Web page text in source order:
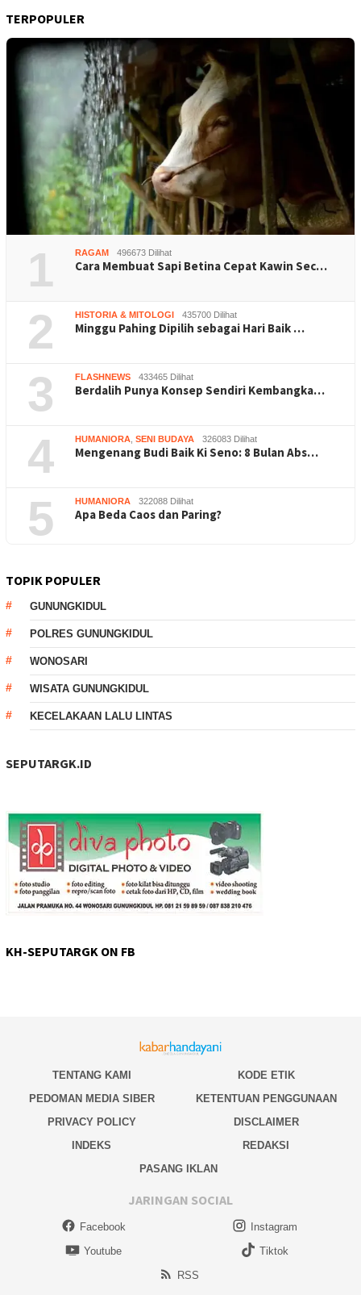
TERPOPULER
1 RAGAM 496673 Dilihat
Cara Membuat Sapi Betina Cepat Kawin Sec…
2 HISTORIA & MITOLOGI 435700 Dilihat
Minggu Pahing Dipilih sebagai Hari Baik …
3 FLASHNEWS 433465 Dilihat
Berdalih Punya Konsep Sendiri Kembangka…
4 HUMANIORA SENI BUDAYA 326083 Dilihat
Mengenang Budi Baik Ki Seno: 8 Bulan Abs…
5 HUMANIORA 322088 Dilihat
Apa Beda Caos dan Paring?
TOPIK POPULER
GUNUNGKIDUL
POLRES GUNUNGKIDUL
WONOSARI
WISATA GUNUNGKIDUL
KECELAKAAN LALU LINTAS
SEPUTARGK.ID
KH-SEPUTARGK ON FB
TENTANG KAMI
KODE ETIK
PEDOMAN MEDIA SIBER
KETENTUAN PENGGUNAAN
PRIVACY POLICY
DISCLAIMER
INDEKS
REDAKSI
PASANG IKLAN
JARINGAN SOCIAL
Facebook
Instagram
Youtube
Tiktok
RSS